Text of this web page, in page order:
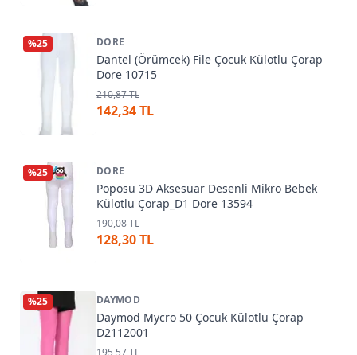
%25 DORE
Dantel (Örümcek) File Çocuk Külotlu Çorap
Dore 10715
210,87 TL
142,34 TL
%25 DORE
Poposu 3D Aksesuar Desenli Mikro Bebek
Külotlu Çorap_D1 Dore 13594
190,08 TL
128,30 TL
%25 DAYMOD
Daymod Mycro 50 Çocuk Külotlu Çorap
D2112001
195,57 TL